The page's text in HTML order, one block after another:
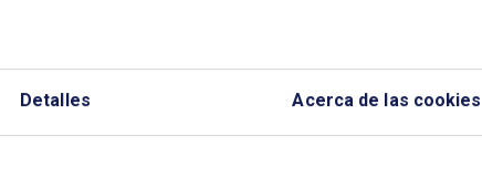
Detalles Acerca de las cookies
Socio de G-
existentes, la
su financiación
TELÉFONO: